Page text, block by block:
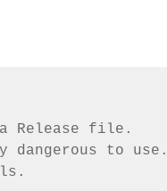
Release file.
to use.